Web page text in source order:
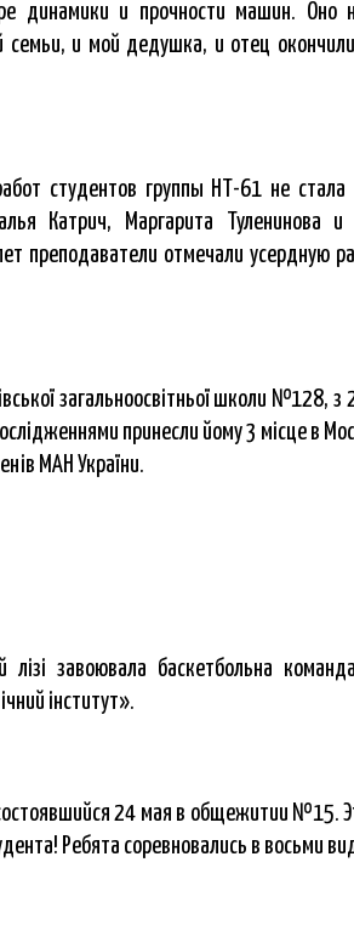
динамики и прочности машин.
семьи, и мой дедушка, и отец
студентов группы НТ-61 не
Катрич, Маргарита Туленинова
преподаватели отмечали усердную
загальноосвітньої школи №128, з
принесли йому 3 місце в
МАН України.
лізі завоювала баскетбольна
інститут».
24 мая в общежитии №15.
Ребята соревновались в восьми